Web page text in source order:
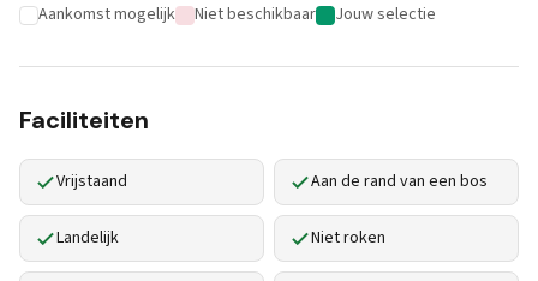
Aankomst mogelijk Niet beschikbaar Jouw selectie
Faciliteiten
Vrijstaand Aan de rand van een bos
Landelijk Niet roken